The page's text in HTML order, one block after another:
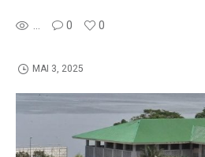
... 0 0
MAI 3, 2025